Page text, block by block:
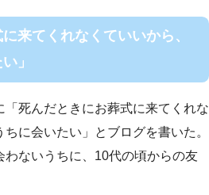
来てくれなくていいから、
」
「死んだときにお葬式に来てくれな
に会いたい」とブログを書いた。
わないうちに、10代の頃からの友